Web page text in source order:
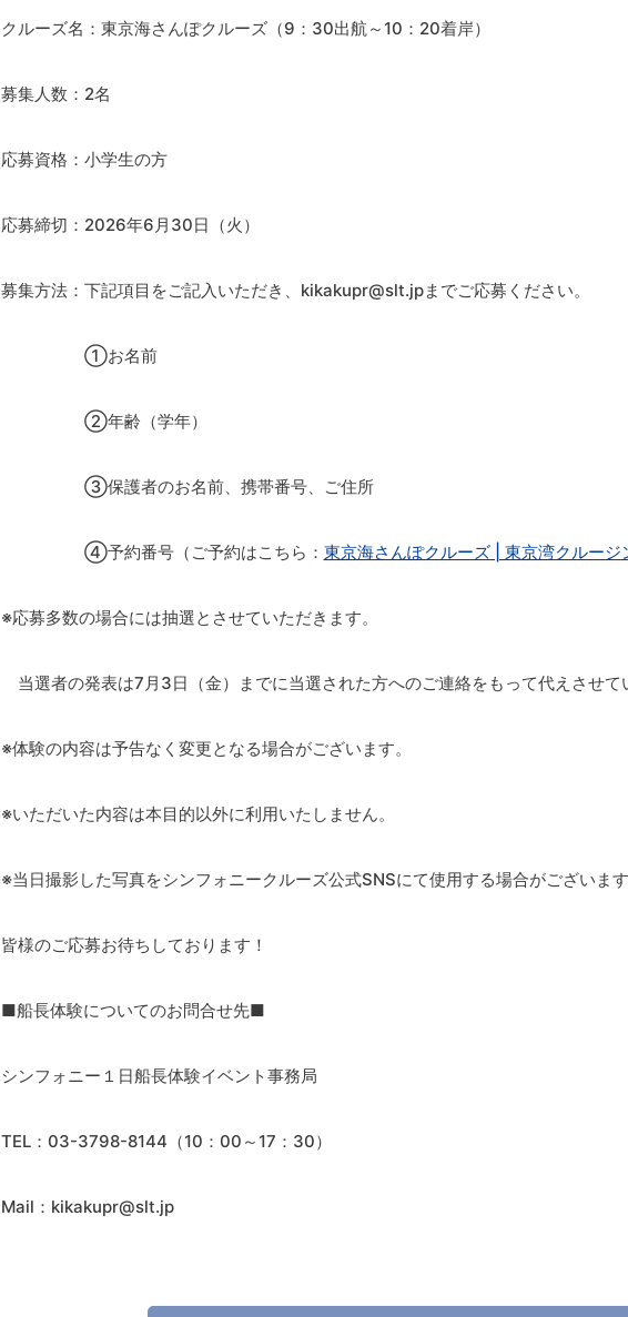
クルーズ名：東京海さんぽクルーズ（9：30出航～10：20着岸）
募集人数：2名
応募資格：小学生の方
応募締切：2026年6月30日（火）
募集方法：下記項目をご記入いただき、kikakupr@slt.jpまでご応募ください。
①お名前
②年齢（学年）
③保護者のお名前、携帯番号、ご住所
④予約番号（ご予約はこちら： 東京海さんぽクルーズ | 東京湾クルー
※応募多数の場合には抽選とさせていただきます。
当選者の発表は7月3日（金）までに当選された方へのご連絡をもって代えさせて
※体験の内容は予告なく変更となる場合がございます。
※いただいた内容は本目的以外に利用いたしません。
※当日撮影した写真をシンフォニークルーズ公式SNSにて使用する場合がございま
皆様のご応募お待ちしております！
■船長体験についてのお問合せ先■
シンフォニー１日船長体験イベント事務局
TEL：03-3798-8144（10：00～17：30）
Mail：kikakupr@slt.jp